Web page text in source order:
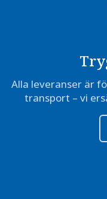
Alla leveranser är
transport – vi